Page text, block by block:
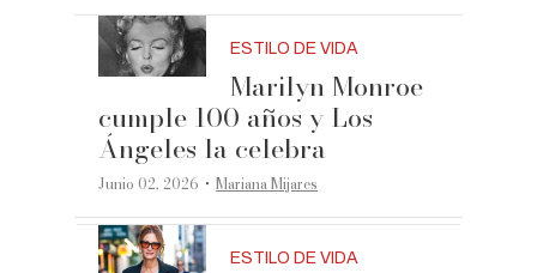
ESTILO DE VIDA
Marilyn Monroe
cumple 100 años y Los
Ángeles la celebra
Junio 02, 2026 ·Mariana Mijares
ESTILO DE VIDA